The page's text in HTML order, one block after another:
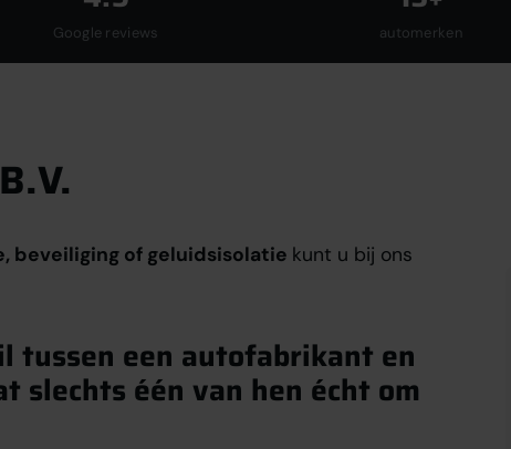
Google reviews automerken
beveiliging of geluidsisolatie kunt u bij ons
tussen een autofabrikant en
slechts één van hen écht om